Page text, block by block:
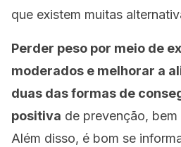
que existem muitas
Perder peso por meio de
moderados e melhorar a
duas das formas de
positiva de prevenção,
Além disso, é bom se